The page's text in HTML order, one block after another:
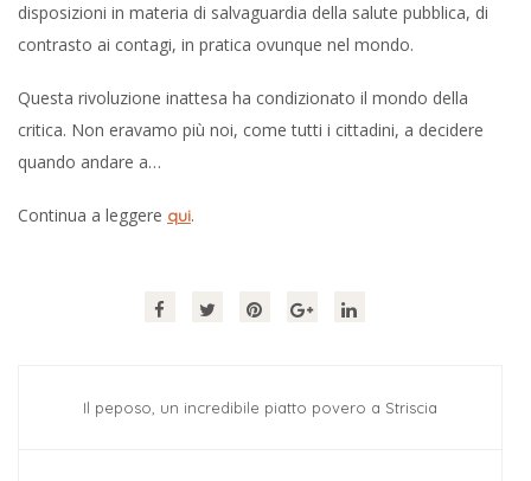
disposizioni in materia di salvaguardia della salute pubblica, di
contrasto ai contagi, in pratica ovunque nel mondo.
Questa rivoluzione inattesa ha condizionato il mondo della
critica. Non eravamo più noi, come tutti i cittadini, a decidere
quando andare a…
Continua a leggere qui.
Il peposo, un incredibile piatto povero a Striscia